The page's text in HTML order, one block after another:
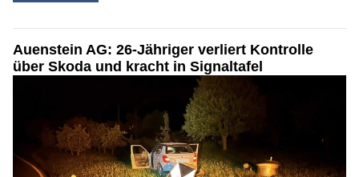
Auenstein AG: 26-Jähriger verliert Kontrolle
über Skoda und kracht in Signaltafel